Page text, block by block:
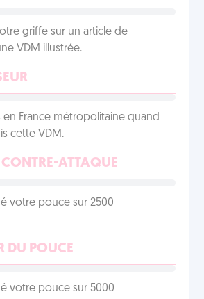
griffe sur un article de
VDM illustrée.
en France métropolitaine quand
cette VDM.
CONTRE-ATTAQUE
votre pouce sur 2500
DU POUCE
votre pouce sur 5000